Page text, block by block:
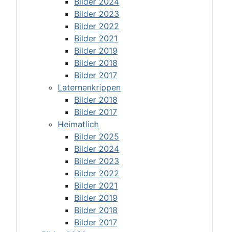
Bilder 2023
Bilder 2022
Bilder 2021
Bilder 2019
Bilder 2018
Bilder 2017
Laternenkrippen
Bilder 2018
Bilder 2017
Heimatlich
Bilder 2025
Bilder 2024
Bilder 2023
Bilder 2022
Bilder 2021
Bilder 2019
Bilder 2018
Bilder 2017